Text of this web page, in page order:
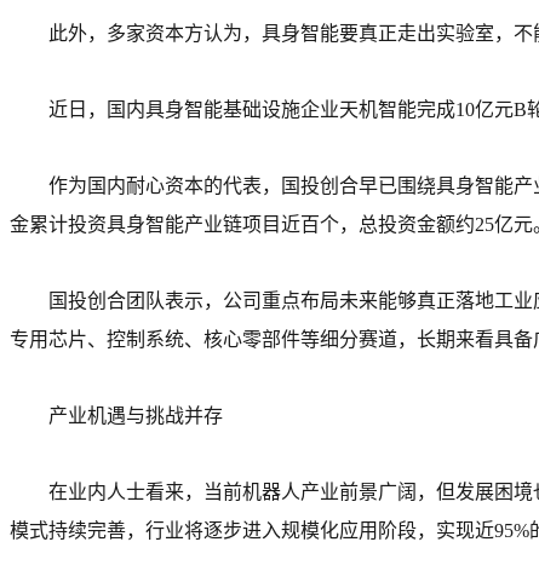
此外，多家资本方认为，具身智能要真正走出实验室，
近日，国内具身智能基础设施企业天机智能完成10亿元B
作为国内耐心资本的代表，国投创合早已围绕具身智能
金累计投资具身智能产业链项目近百个，总投资金额约25亿元
国投创合团队表示，公司重点布局未来能够真正落地工
专用芯片、控制系统、核心零部件等细分赛道，长期来看具备
产业机遇与挑战并存
在业内人士看来，当前机器人产业前景广阔，但发展困
模式持续完善，行业将逐步进入规模化应用阶段，实现近95%